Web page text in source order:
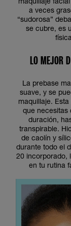
a veces
“sudorosa”
se cubre, es
LO MEJOR
La prebase
suave, y se
maquillaje.
que necesitas
duración,
transpirable.
de caolín y
durante todo el
20 incorporado,
en tu rutina